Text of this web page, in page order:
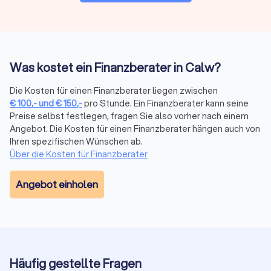
Die komplexe Welt der Finanzen wird mit dem richtigen
Vermögen. Seriosität, Zuverlässigkeit, Fachkenntnisse zu
Besonderheiten und sich ändernde Vorgaben in der Branche
sind daher die maßgeblichen Aspekte, die Sie bei der Wahl
der passenden Finanzberatung in Calw berücksichtigen
sollten. Mit transparenten Informationen zum
Leistungsportfolio, persönlicher Vorstellung und echten
Bewertungen zur Kundenzufriedenheit bei Trustlocal
erleichtern Sie sich die Suche bei der Auswahl.
lohnen, hängt von verschiedenen individuellen Faktoren ab.
Was kostet ein Finanzberater in Calw?
Die Kosten für einen Finanzberater liegen zwischen
€100,-und€150,-pro Stunde. Ein Finanzberater kann seine
Preise selbst festlegen, fragen Sie also vorher nach einem
Angebot. Die Kosten für einen Finanzberater hängen auch von
Ihren spezifischen Wünschen ab.
Über die Kosten für Finanzberater
Angebot einholen
Häufig gestellte Fragen